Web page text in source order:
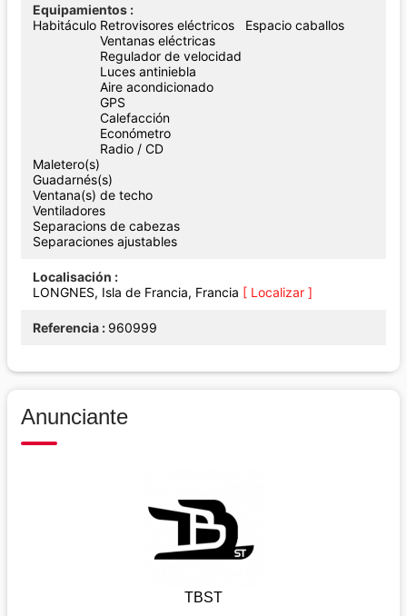
Equipamientos
Habitáculo Retrovisores eléctricos
Ventanas eléctricas
Regulador de velocidad
Luces antiniebla
Aire acondicionado
GPS
Calefacción
Económetro
Radio / CD
Espacio caballos
Maletero(s)
Guadarnés(s)
Ventana(s) de techo
Ventiladores
Separacions de cabezas
Separaciones ajustables
Localisación
LONGNES, Isla de Francia, Francia [ Localizar ]
Referencia 960999
Anunciante
TBST